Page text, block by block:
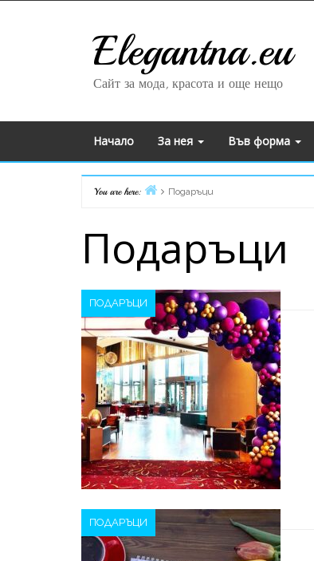
Elegantna.eu
Сайт за мода, красота и още нещо
Начало За нея Във форма
You are here: Home
Подаръци
Подаръци
ПОДАРЪЦИ
ПОДАРЪЦИ